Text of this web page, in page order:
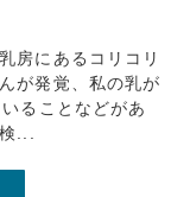
房にあるコリコリ
が発覚、私の乳が
ることなどがあ
...